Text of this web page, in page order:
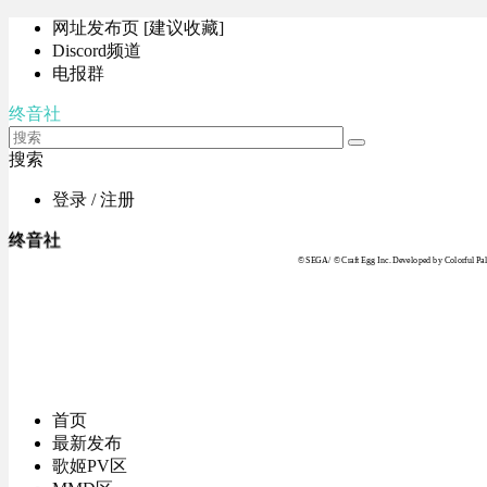
网址发布页 [建议收藏]
Discord频道
电报群
终音社
搜索
登录 / 注册
终音社
© SEGA / © Craft Egg Inc. Developed by Colorful
首页
最新发布
歌姬PV区